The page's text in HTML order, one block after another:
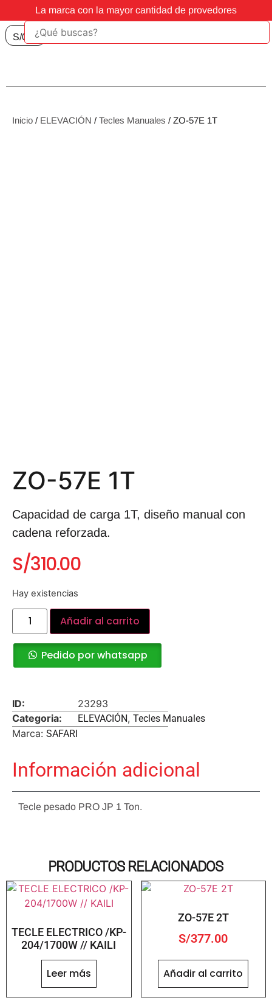
La marca con la mayor cantidad de provedores
S/0.00
Inicio / ELEVACIÓN / Tecles Manuales / ZO-57E 1T
ZO-57E 1T
Capacidad de carga 1T, diseño manual con
cadena reforzada.
S/310.00
Hay existencias
Añadir al carrito
Pedido por whatsapp
ID:
23293
Categoria:
ELEVACIÓN, Tecles Manuales
Marca: SAFARI
Información adicional
Tecle pesado PRO JP 1 Ton.
PRODUCTOS RELACIONADOS
TECLE ELECTRICO /KP-
204/1700W // KAILI
Leer más
ZO-57E 2T
S/377.00
Añadir al carrito